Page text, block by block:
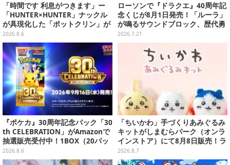
「時間です 利息がつきます」ー
「HUNTER×HUNTER」ナックル
が具現化した「ポットクリン」が
貯金箱としてプライズ展開
2026.8.6
ローソンで『ドラクエ』40周年記
念くじが8月1日発売！「ルーラ」
が鳴るサウンドブロック、歴代勇
者＆スライムのフィギュアなど、
シリーズを振り返る景品盛りだく
2026.7.21
『ポケカ』30周年記念パック「30
th CELEBRATION」がAmazonで
抽選販売受付中！1BOX（20パッ
ク入り）
2026.8.6
「ちいかわ」手づくりあみぐるみ
キットがしまむらパーク（オンラ
インストア）にて8月8日販売！ラ
インナップ全3種、初心者向きの
編み方で作れちゃう
2026.8.7